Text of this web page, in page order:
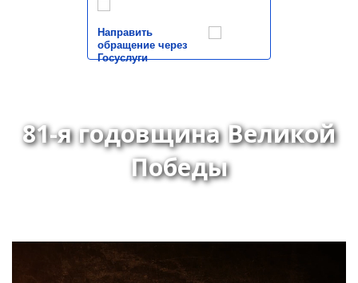
Направить
обращение через
Госуслуги
81-я годовщина Великой
Победы